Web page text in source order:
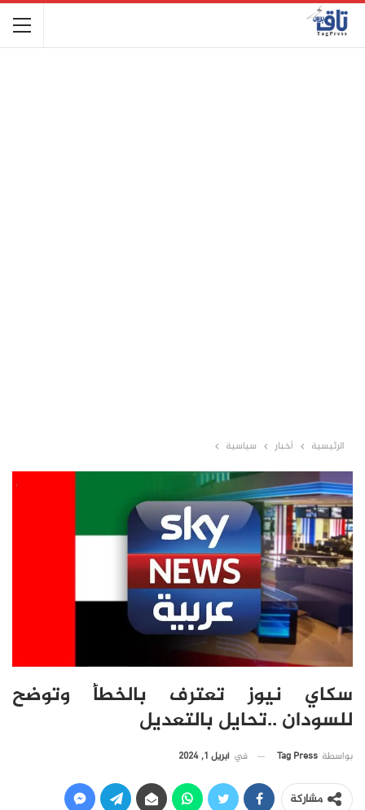
الرئيسية أخبار سياسية
سكاي نيوز تعترف بالخطأ وتوضح
للسودان ..تحايل بالتعديل
بواسطة Tag Press في أبريل 1, 2024
مشاركة